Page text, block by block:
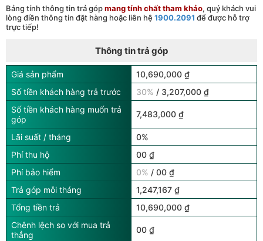
Bảng tính thông tin trả gópmang tính chất tham khảo, quý khách vui
lòng điền thông tin đặt hàng hoặc liên hệ 1900.2091 để được hỗ trợ
trực tiếp!
Thông tin trả góp
Giá sản phẩm
10,690,000 ₫
Số tiền khách hàng trả trước
30% / 3,207,000 ₫
Số tiền khách hàng muốn trả
góp
7,483,000 ₫
Lãi suất / tháng
0%
Phí thu hộ
00 ₫
Phí bảo hiểm
0% / 00 ₫
Trả góp mỗi tháng
1,247,167 ₫
Tổng tiền trả
10,690,000 ₫
Chênh lệch so với mua trả
thẳng
00 ₫